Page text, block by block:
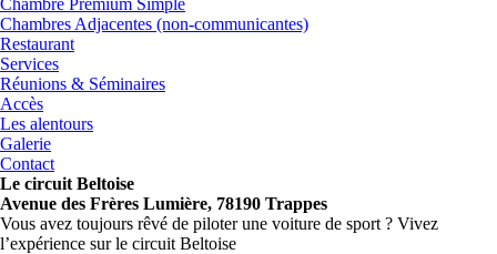
Chambres Adjacentes (non-communicantes)
Restaurant
Services
Réunions & Séminaires
Accès
Les alentours
Galerie
Contact
Le circuit Beltoise
Avenue des Frères Lumière, 78190 Trappes
Vous avez toujours rêvé de piloter une voiture de sport ? Vivez
l’expérience sur le circuit Beltoise